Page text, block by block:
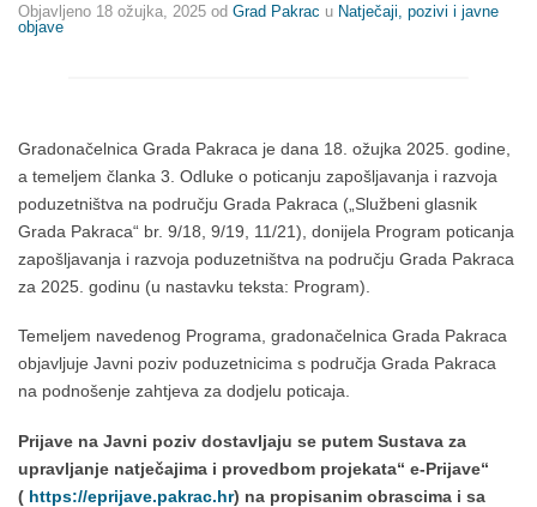
Objavljeno 18 ožujka, 2025 od Grad Pakrac u Natječaji, pozivi i javne
objave
Gradonačelnica Grada Pakraca je dana 18. ožujka 2025. godine,
a temeljem članka 3. Odluke o poticanju zapošljavanja i razvoja
poduzetništva na području Grada Pakraca („Službeni glasnik
Grada Pakraca“ br. 9/18, 9/19, 11/21), donijela Program poticanja
zapošljavanja i razvoja poduzetništva na području Grada Pakraca
za 2025. godinu (u nastavku teksta: Program).
Temeljem navedenog Programa, gradonačelnica Grada Pakraca
objavljuje Javni poziv poduzetnicima s područja Grada Pakraca
na podnošenje zahtjeva za dodjelu poticaja.
Prijave na Javni poziv dostavljaju se putem Sustava za
upravljanje natječajima i provedbom projekata“ e-Prijave“
( https://eprijave.pakrac.hr) na propisanim obrascima i sa